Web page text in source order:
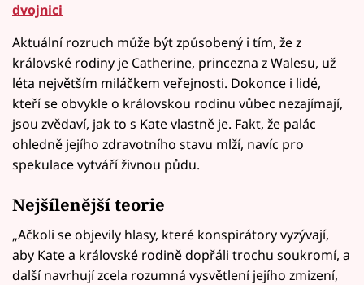
dvojnici
Aktuální rozruch může být způsobený i tím, že z
královské rodiny je Catherine, princezna z Walesu, už
léta největším miláčkem veřejnosti. Dokonce i lidé,
kteří se obvykle o královskou rodinu vůbec nezajímají,
jsou zvědaví, jak to s Kate vlastně je. Fakt, že palác
ohledně jejího zdravotního stavu mlží, navíc pro
spekulace vytváří živnou půdu.
Nejšílenější teorie
„Ačkoli se objevily hlasy, které konspirátory vyzývají,
aby Kate a královské rodině dopřáli trochu soukromí, a
další navrhují zcela rozumná vysvětlení jejího zmizení,